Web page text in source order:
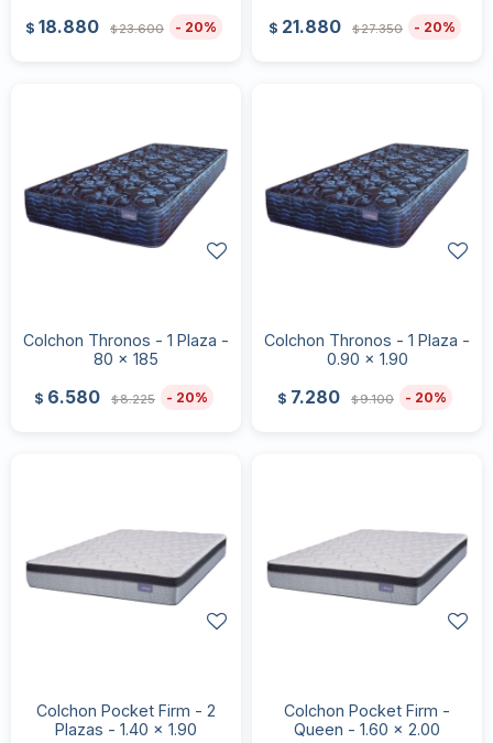
$ 18.880 $23.600 20 $ 21.880 $27.350 20
Colchon Thronos - 1 Plaza -
80 x 185
$ 6.580 $8.225 20
Colchon Thronos - 1 Plaza -
0.90 x 1.90
$ 7.280 $9.100 20
Colchon Pocket Firm - 2
Plazas - 1.40 x 1.90
Colchon Pocket Firm -
Queen - 1.60 x 2.00